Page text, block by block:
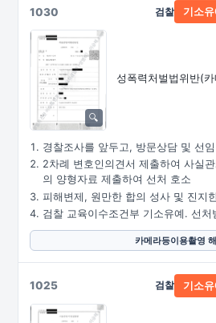
1030
성폭력처벌법위반(
검찰 기소
경찰조사를 앞두고, 방문상담 및 선임
2차례 변호인의견서 제출하여 사실
의 양형자료 제출하여 선처 호소
피해변제, 원만한 합의 성사 및 진지
검찰 교육이수조건부 기소유예. 선처
카메라등이용촬영
1025 검찰 기소